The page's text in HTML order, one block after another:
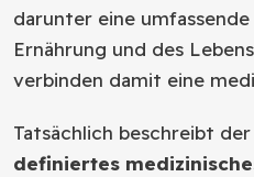
darunter eine
Ernährung und des
verbinden damit eine
Tatsächlich beschreibt
definiertes